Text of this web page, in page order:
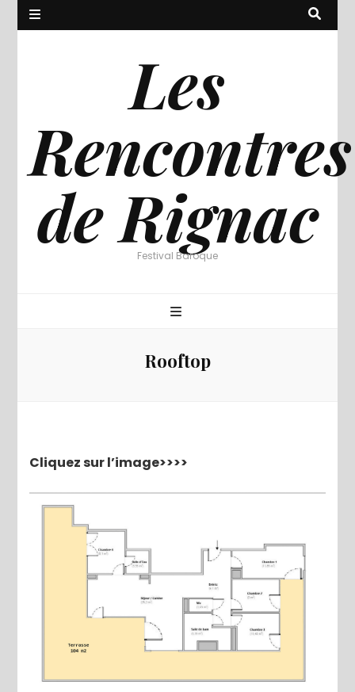
Les
Rencontres
de Rignac
Festival Baroque
Rooftop
Cliquez sur l’image>>>>